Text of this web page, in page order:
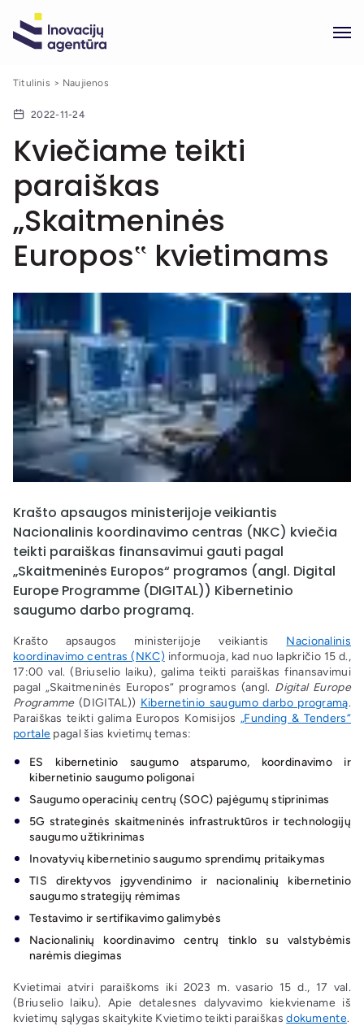
Titulinis Naujienos
2022-11-24
Kviečiame teikti
paraiškas
„Skaitmeninės
Europos‟ kvietimams
Krašto apsaugos ministerijoje veikiantis
Nacionalinis koordinavimo centras (NKC) kviečia
teikti paraiškas finansavimui gauti pagal
„Skaitmeninės Europos“ programos (angl. Digital
Europe Programme (DIGITAL)) Kibernetinio
saugumo darbo programą.
Krašto apsaugos ministerijoje veikiantis Nacionalinis
koordinavimo centras (NKC)informuoja, kad nuo lapkričio 15 d.,
17:00 val. (Briuselio laiku), galima teikti paraiškas finansavimui
pagal „Skaitmeninės Europos“ programos (angl. Digital Europe
Programme(DIGITAL)) Kibernetinio saugumo darbo programą.
Paraiškas teikti galima Europos Komisijos„Funding & Tenders“
portale pagal šias kvietimų temas:
ES kibernetinio saugumo atsparumo, koordinavimo ir
kibernetinio saugumo poligonai
Saugumo operacinių centrų (SOC) pajėgumų stiprinimas
5G strateginės skaitmeninės infrastruktūros ir technologijų
saugumo užtikrinimas
Inovatyvių kibernetinio saugumo sprendimų pritaikymas
TIS direktyvos įgyvendinimo ir nacionalinių kibernetinio
saugumo strategijų rėmimas
Testavimo ir sertifikavimo galimybės
Nacionalinių koordinavimo centrų tinklo su valstybėmis
narėmis diegimas
Kvietimai atviri paraiškoms iki 2023 m. vasario 15 d., 17 val.
(Briuselio laiku). Apie detalesnes dalyvavimo kiekviename iš
kvietimų sąlygas skaitykite Kvietimo teikti paraiškasdokumente.